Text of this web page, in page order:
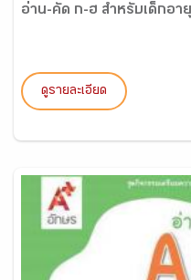
อ่าน-คัด ก-ฮ สำหรับเด็กอา
ดูรายละเอียด